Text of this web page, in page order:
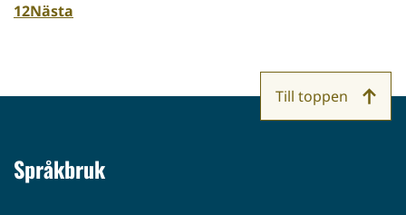
12Nästa
Språkbruk
Till toppen